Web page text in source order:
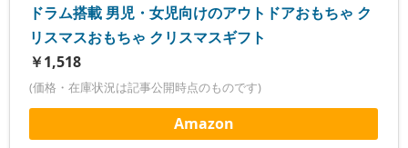
ドラム搭載 男児・女児向けのアウトドアおもちゃ ク
リスマスおもちゃ クリスマスギフト
￥1,518
(価格・在庫状況は記事公開時点のものです)
Amazon